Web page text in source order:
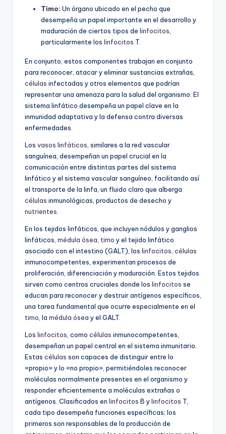
Timo: Un órgano ubicado en el pecho que
desempeña un papel importante en el desarrollo y
maduración de ciertos tipos de linfocitos,
particularmente los linfocitos T.
En conjunto, estos componentes trabajan en conjunto
para reconocer, atacar y eliminar sustancias extrañas,
células infectadas y otros elementos que podrían
representar una amenaza para la salud del organismo. El
sistema linfático desempeña un papel clave en la
inmunidad adaptativa y la defensa contra diversas
enfermedades.
Los vasos linfáticos, similares a la red vascular
sanguínea, desempeñan un papel crucial en la
comunicación entre distintas partes del sistema
linfático y el sistema vascular sanguíneo, facilitando así
el transporte de la linfa, un fluido claro que alberga
células inmunológicas, productos de desecho y
nutrientes.
En los tejidos linfáticos, que incluyen nódulos y ganglios
linfáticos, médula ósea, timo y el tejido linfático
asociado con el intestino (GALT), los linfocitos, células
inmunocompetentes, experimentan procesos de
proliferación, diferenciación y maduración. Estos tejidos
sirven como centros cruciales donde los linfocitos se
educan para reconocer y destruir antígenos específicos,
una tarea fundamental que ocurre especialmente en el
timo, la médula ósea y el GALT.
Los linfocitos, como células inmunocompetentes,
desempeñan un papel central en el sistema inmunitario.
Estas células son capaces de distinguir entre lo
«propio» y lo «no propio», permitiéndoles reconocer
moléculas normalmente presentes en el organismo y
responder eficientemente a moléculas extrañas o
antígenos. Clasificados en linfocitos B ylinfocitos T,
cada tipo desempeña funciones específicas; los
primeros son responsables de la producción de